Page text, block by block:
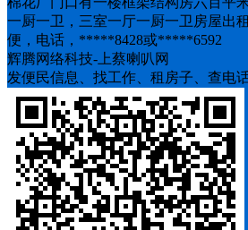
一厨一卫，三室一厅一厨一卫房屋出
便，电话，*****8428或*****6592
辉腾网络科技-上蔡喇叭网
发便民信息、找工作、租房子、查电